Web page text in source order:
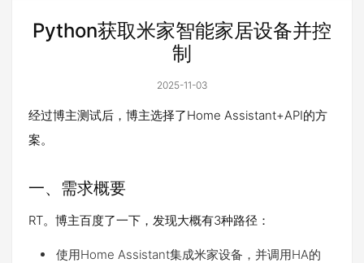
Python获取米家智能家居设备并控
制
2025-11-03
经过博主测试后，博主选择了Home Assistant+API的方
案。
一、需求概要
RT。博主百度了一下，发现大概有3种路径：
使用Home Assistant集成米家设备，并调用HA的